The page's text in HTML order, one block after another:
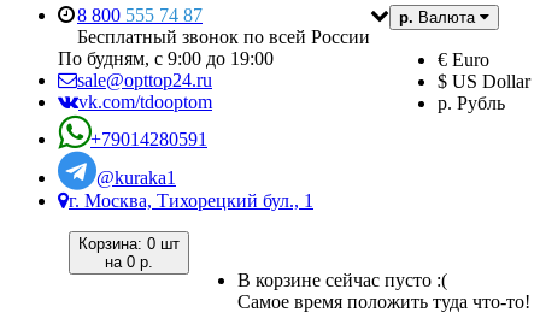
р. Валюта
€ Euro
$ US Dollar
р. Рубль
8 800 555 74 87
Бесплатный звонок по всей России
По будням, с 9:00 до 19:00
sale@opttop24.ru
vk.com/tdooptom
+79014280591
@kuraka1
г. Москва, Тихорецкий бул., 1
Корзина: 0 шт
на 0 р.
В корзине сейчас пусто :(
Самое время положить туда что-то!